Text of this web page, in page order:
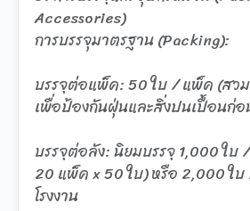
Accessories)
การบรรจุมาตรฐาน (Packing):
บรรจุต่อแพ็ค: 50 ใบ / แพ็ค (สว
เพื่อป้องกันฝุ่นและสิ่งปนเปื้อนก่อ
บรรจุต่อลัง: นิยมบรรจุ 1,000 ใบ
20 แพ็ค x 50 ใบ) หรือ 2,000 ใบ
โรงงาน